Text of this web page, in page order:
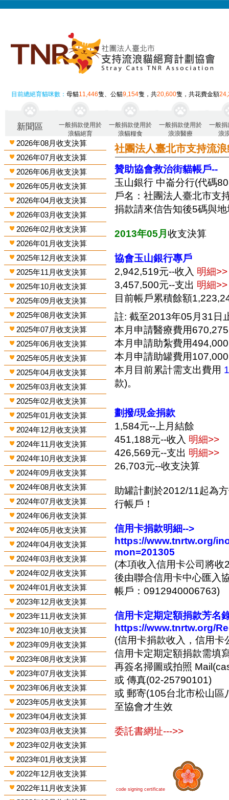
目前總絕育貓咪數：母貓11,446隻、公貓9,154隻，共20,600隻，共花費金額
新聞區
一般捐款使用於
浪貓絕育
一般捐款使用於
浪貓糧食
一般捐款使用於
浪浪醫療
一般捐
浪
2026年08月收支決算
2026年07月收支決算
2026年06月收支決算
2026年05月收支決算
2026年04月收支決算
2026年03月收支決算
2026年02月收支決算
2026年01月收支決算
2025年12月收支決算
2025年11月收支決算
2025年10月收支決算
2025年09月收支決算
2025年08月收支決算
2025年07月收支決算
2025年06月收支決算
2025年05月收支決算
2025年04月收支決算
2025年03月收支決算
2025年02月收支決算
2025年01月收支決算
2024年12月收支決算
2024年11月收支決算
2024年10月收支決算
2024年09月收支決算
2024年08月收支決算
2024年07月收支決算
2024年06月收支決算
2024年05月收支決算
2024年04月收支決算
2024年03月收支決算
2024年02月收支決算
2024年01月收支決算
2023年12月收支決算
2023年11月收支決算
2023年10月收支決算
2023年09月收支決算
2023年08月收支決算
2023年07月收支決算
2023年06月收支決算
2023年05月收支決算
2023年04月收支決算
2023年03月收支決算
2023年02月收支決算
2023年01月收支決算
2022年12月收支決算
2022年11月收支決算
社團法人臺北市支持流
贊助協會救治街貓帳戶--
玉山銀行 中崙分行(代碼
戶名：社團法人臺北市支
捐款請來信告知後5碼與
2013年05月收支決算
協會玉山銀行專戶
2,942,519元--收入 明細>>
3,457,500元--支出 明細>>
目前帳戶累積餘額
註: 截至2013年05月31日
本月申請醫療費用
本月申請助紮費用
本月申請助罐費用
本月目前累計需支出費用
款)。
劃撥/現金捐款
1,584元--上月結餘
451,188元--收入 明細>>
426,569元--支出 明細>>
26,703元--收支決算
助罐計劃於2012/11起為
行帳戶！
信用卡捐款明細-->
https://www.tnrtw.org/
mon=201305
(本項收入信用卡公司將
後由聯合信用卡中心匯入
帳戶：0912940006763)
信用卡定期定額捐款芳名
https://www.tnrtw.org/
(信用卡捐款收入，信用
信用卡定期定額捐款需填
再簽名掃圖或拍照
或 傳真(02-25790101)
或 郵寄(105台北市松山
至協會才生效
委託書網址--->>
code signing certificate